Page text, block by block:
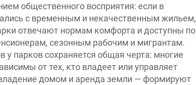
общественного восприятия: если в
с временным и некачественным жильем,
отвечают нормам комфорта и доступны по
сезонным рабочим и мигрантам.
парков сохраняется общая черта: многие
от тех, кто владеет или управляет
домом и аренда земли — формируют